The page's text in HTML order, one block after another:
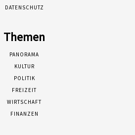
DATENSCHUTZ
Themen
PANORAMA
KULTUR
POLITIK
FREIZEIT
WIRTSCHAFT
FINANZEN